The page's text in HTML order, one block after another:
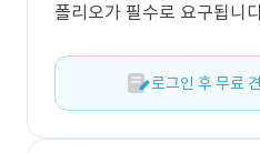
폴리오가 필수로 요구됩니
로그인 후 무료